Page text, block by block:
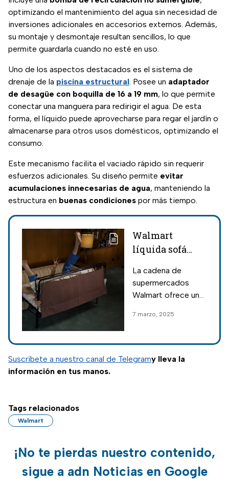
optimizando el mantenimiento del agua sin necesidad de
inversiones adicionales en accesorios externos. Además,
su montaje y desmontaje resultan sencillos, lo que
permite guardarla cuando no esté en uso.
Uno de los aspectos destacados es el sistema de
drenaje de la piscina estructural. Posee un adaptador
de desagüe con boquilla de 16 a 19 mm, lo que permite
conectar una manguera para redirigir el agua. De esta
forma, el líquido puede aprovecharse para regar el jardín o
almacenarse para otros usos domésticos, optimizando el
consumo.
Este mecanismo facilita el vaciado rápido sin requerir
esfuerzos adicionales. Su diseño permite evitar
acumulaciones innecesarias de agua, manteniendo la
estructura en buenas condiciones por más tiempo.
Walmart
líquida sofá
ideal para
visitas y
La cadena de
supermercados
Walmart ofrece un
a un precio
removible, es ideal
para visitas o
7 marzo, 2025
Suscríbete a nuestro canal de Telegramy lleva la
información en tus manos.
Tags relacionados
Walmart
¡No te pierdas nuestro contenido,
sigue a adn Noticias en Google